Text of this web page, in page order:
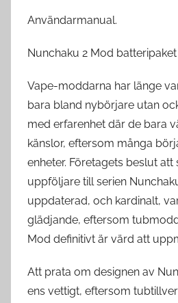
Användarmanual.
Nunchaku 2 Mod batteripaket
Vape-moddarna har länge
bara bland nybörjare utan
med erfarenhet där de bara
känslor, eftersom många
enheter. Företagets beslut att
uppföljare till serien
uppdaterad, och kardinalt,
glädjande, eftersom
Mod definitivt är värd att
Att prata om designen av
ens vettigt, eftersom